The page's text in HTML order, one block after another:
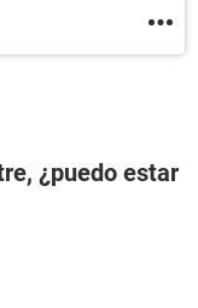
¿puedo estar